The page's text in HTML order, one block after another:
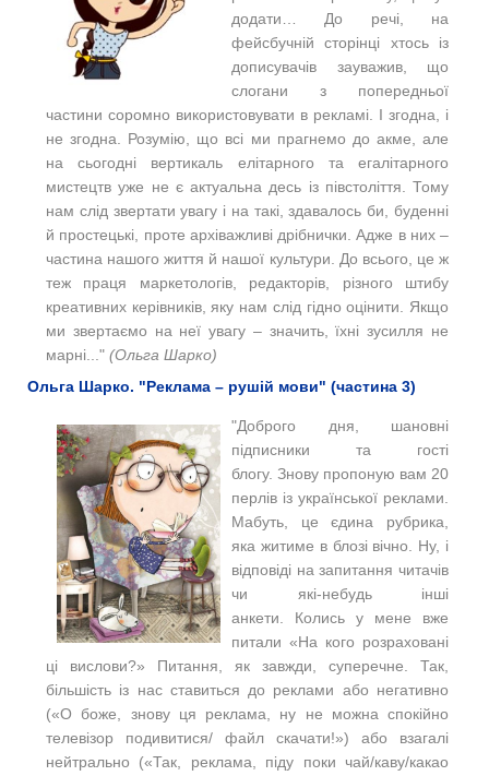
додати… До речі, на
фейcбучній сторінці хтось із
дописувачів зауважив, що
слогани з попередньої
частини соромно використовувати в рекламі. І згодна, і
не згодна. Розумію, що всі ми прагнемо до акме, але
на сьогодні вертикаль елітарного та егалітарного
мистецтв уже не є актуальна десь із півстоліття. Тому
нам слід звертати увагу і на такі, здавалось би, буденні
й простецькі, проте архіважливі дрібнички. Адже в них –
частина нашого життя й нашої культури. До всього, це ж
теж праця маркетологів, редакторів, різного штибу
креативних керівників, яку нам слід гідно оцінити. Якщо
ми звертаємо на неї увагу – значить, їхні зусилля не
марні..." (Ольга Шарко)
Ольга Шарко. "Реклама – рушій мови" (частина 3)
"Доброго дня, шановні
підписники та гості
блогу. Знову пропоную вам 20
перлів із української реклами.
Мабуть, це єдина рубрика,
яка житиме в блозі вічно. Ну, і
відповіді на запитання читачів
чи які-небудь інші
анкети. Колись у мене вже
питали «На кого розраховані
ці вислови?» Питання, як завжди, суперечне. Так,
більшість із нас ставиться до реклами або негативно
(«О боже, знову ця реклама, ну не можна спокійно
телевізор подивитися/ файл скачати!») або взагалі
нейтрально («Так, реклама, піду поки чай/каву/какао